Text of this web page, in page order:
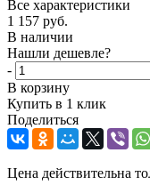
Все характеристики
1 157 руб.
В наличии
Нашли дешевле?
-
В корзину
Купить в 1 клик
Поделиться
Цена действительна